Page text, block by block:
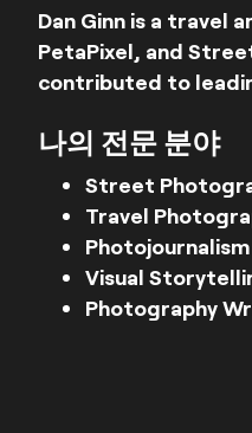
Dan Ginn is a travel
PetaPixel, and
contributed to
나의 전문 분야
Street
Travel
Photojournalism
Visual
Photography